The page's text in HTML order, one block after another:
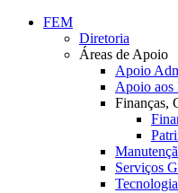
Conteúdo principal
FEM
Diretoria
Áreas de Apoio
Apoio
Apoio aos
Finanças,
Serviços